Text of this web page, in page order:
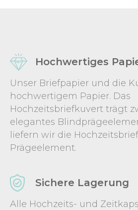
Hochwertiges
Unser Briefpapier und die
hochwertigem Papier. Das
Hochzeitsbriefkuvert trägt
elegantes
liefern wir die
Prägeelement.
Sichere Lagerung
Alle Hochzeits- und